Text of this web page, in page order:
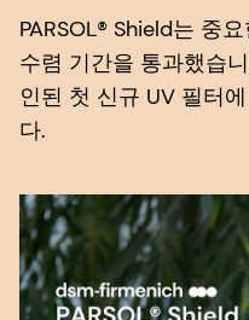
PARSOL® Shield는 중
수렴 기간을 통과했습
인된 첫 신규 UV 필터
다.